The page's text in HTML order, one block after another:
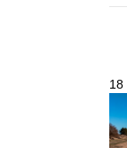
18